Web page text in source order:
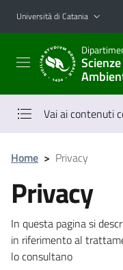
Vai al contenuto principale
Vai al menu di navigazione
Università di Catania
Vai ai contenuti
Home > Privacy
Privacy
In questa pagina si
in riferimento al
lo consultano